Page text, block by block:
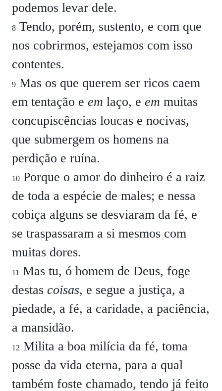
podemos levar dele.
8 Tendo, porém, sustento, e com que
nos cobrirmos, estejamos com isso
contentes.
9 Mas os que querem ser ricos caem
em tentação e em laço, e em muitas
concupiscências loucas e nocivas,
que submergem os homens na
perdição e ruína.
10 Porque o amor do dinheiro é a raiz
de toda a espécie de males; e nessa
cobiça alguns se desviaram da fé, e
se traspassaram a si mesmos com
muitas dores.
11 Mas tu, ó homem de Deus, foge
destas coisas, e segue a justiça, a
piedade, a fé, a caridade, a paciência,
a mansidão.
12 Milita a boa milícia da fé, toma
posse da vida eterna, para a qual
também foste chamado, tendo já feito